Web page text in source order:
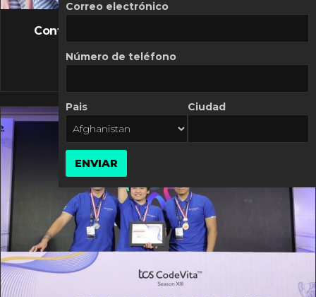
FLASH NEWS
Controversia de Mercado Libre por costos
10 MARZO, 2026
Correo electrónico
Número de teléfono
Pais Ciudad
ENVIAR